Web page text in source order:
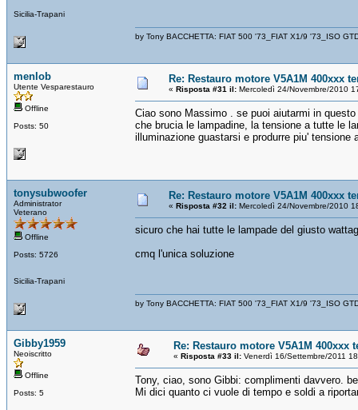
Sicilia-Trapani
by Tony BACCHETTA: FIAT 500 '73_FIAT X1/9 '73_ISO
menlob
Utente Vesparestauro
Offline
Posts: 50
Re: Restauro motore V5A1M 400xxx
« Risposta #31 il: Mercoledì 24/Novembre/2010
Ciao sono Massimo . se puoi aiutarmi in
che brucia le lampadine, la tensione a tutte le
illuminazione guastarsi e produrre piu'
tonysubwoofer
Administrator
Veterano
Offline
Posts: 5726
Sicilia-Trapani
Re: Restauro motore V5A1M 400xxx
« Risposta #32 il: Mercoledì 24/Novembre/2010
sicuro che hai tutte le lampade del giusto
cmq l'unica soluzione
by Tony BACCHETTA: FIAT 500 '73_FIAT X1/9 '73_ISO
Gibby1959
Neoiscritto
Offline
Posts: 5
Re: Restauro motore V5A1M 400xxx
« Risposta #33 il: Venerdì 16/Settembre/2011
Tony, ciao, sono Gibbi: complimenti davvero.
Mi dici quanto ci vuole di tempo e soldi a